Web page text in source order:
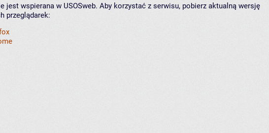
jest wspierana w USOSweb. Aby korzystać z serwisu, pobierz aktualną wersję
przeglądarek: